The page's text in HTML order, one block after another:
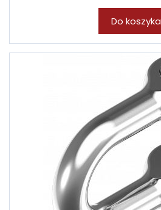
Do koszyka